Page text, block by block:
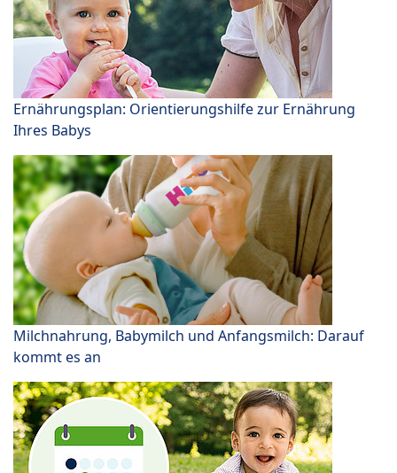
Ernährungsplan: Orientierungshilfe zur Ernährung
Ihres Babys
Milchnahrung, Babymilch und Anfangsmilch: Darauf
kommt es an